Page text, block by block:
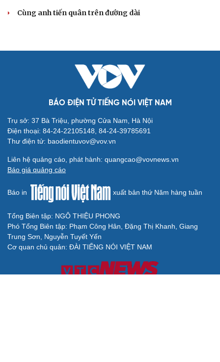
Cùng anh tiến quân trên đường dài
BÁO ĐIỆN TỬ TIẾNG NÓI VIỆT NAM
Trụ sở: 37 Bà Triệu, phường Cửa Nam, Hà Nội
Điện thoại: 84-24-22105148, 84-24-39785691
Thư điện tử: baodientuvov@vov.vn
Liên hệ quảng cáo, phát hành: quangcao@vovnews.vn
Báo giá quảng cáo
Báo in xuất bản thứ Năm hàng tuần
Tổng Biên tập: NGÔ THIỆU PHONG
Phó Tổng Biên tập: Phạm Công Hân, Đặng Thị Khanh, Giang
Trung Sơn, Nguyễn Tuyết Yến
Cơ quan chủ quản: ĐÀI TIẾNG NÓI VIỆT NAM